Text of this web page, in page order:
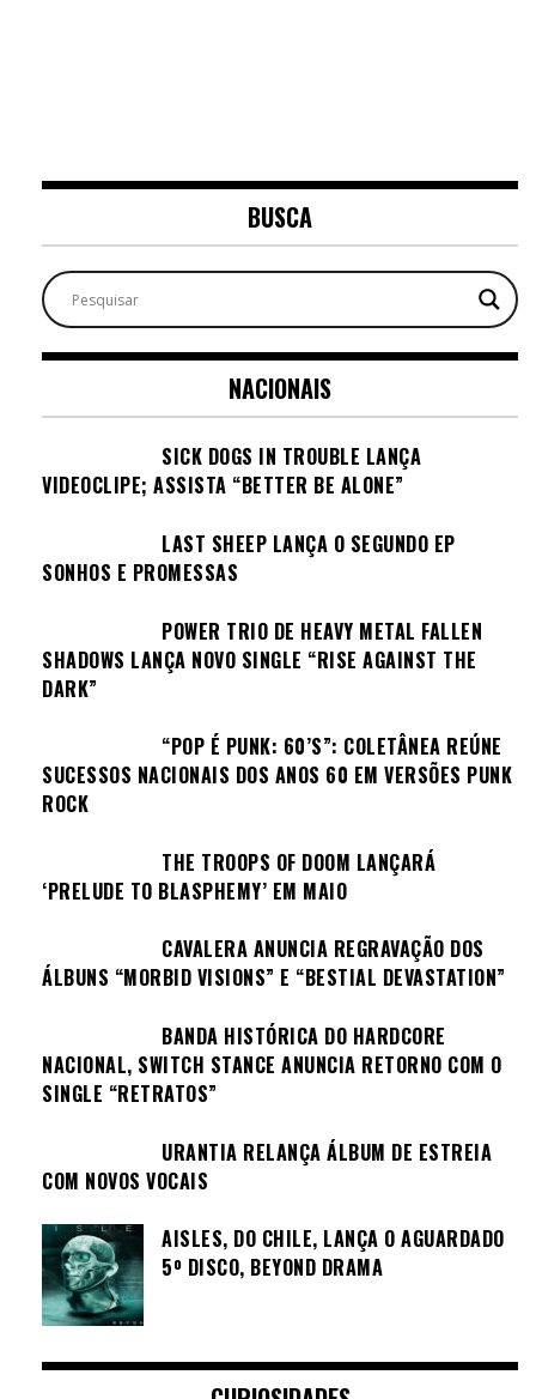
BUSCA
NACIONAIS
SICK DOGS IN TROUBLE LANÇA
VIDEOCLIPE; ASSISTA “BETTER BE ALONE”
LAST SHEEP LANÇA O SEGUNDO EP
SONHOS E PROMESSAS
POWER TRIO DE HEAVY METAL FALLEN
SHADOWS LANÇA NOVO SINGLE “RISE AGAINST THE
DARK”
“POP É PUNK: 60’S”: COLETÂNEA REÚNE
SUCESSOS NACIONAIS DOS ANOS 60 EM VERSÕES PUNK
ROCK
THE TROOPS OF DOOM LANÇARÁ
‘PRELUDE TO BLASPHEMY’ EM MAIO
CAVALERA ANUNCIA REGRAVAÇÃO DOS
ÁLBUNS “MORBID VISIONS” E “BESTIAL DEVASTATION”
BANDA HISTÓRICA DO HARDCORE
NACIONAL, SWITCH STANCE ANUNCIA RETORNO COM O
SINGLE “RETRATOS”
URANTIA RELANÇA ÁLBUM DE ESTREIA
COM NOVOS VOCAIS
AISLES, DO CHILE, LANÇA O AGUARDADO
5º DISCO, BEYOND DRAMA